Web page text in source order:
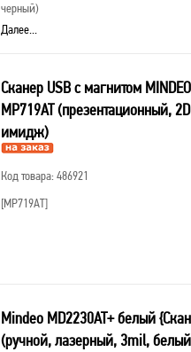
черный)
Далее...
Сканер USB c магнитом MINDEO
MP719AT (презентационный, 2D
имидж)
Код товара: 486921
[MP719AT]
Mindeo MD2230AT+ белый
(ручной, лазерный, 3mil,